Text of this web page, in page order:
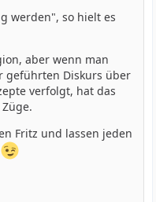
werden", so hielt es
aber wenn man
geführten Diskurs über
verfolgt, hat das
Fritz und lassen jeden